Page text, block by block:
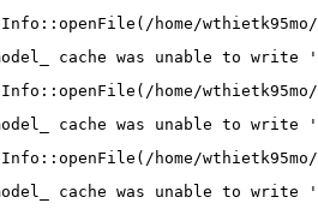
home/wthietk95mo/
cache was unable to
home/wthietk95mo/
cache was unable to
home/wthietk95mo/
cache was unable to